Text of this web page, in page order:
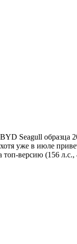
Seagull образца
уже в июле
версию (156 л.с.,